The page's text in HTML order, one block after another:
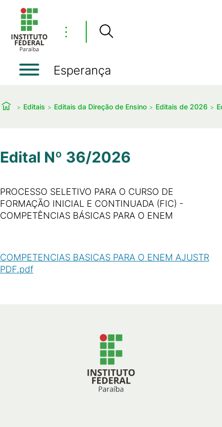
⋮
Esperança
Editais Editais da Direção de Ensino Editais de 2026
Edital Nº 36/2026
PROCESSO SELETIVO PARA O CURSO DE
FORMAÇÃO INICIAL E CONTINUADA (FIC) -
COMPETÊNCIAS BÁSICAS PARA O ENEM
COMPETENCIAS BASICAS PARA O ENEM AJUSTR
PDF.pdf